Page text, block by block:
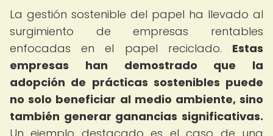
La gestión sostenible del papel ha llevado al
surgimiento de empresas rentables
enfocadas en el papel reciclado. Estas
empresas han demostrado que la
adopción de prácticas sostenibles puede
no solo beneficiar al medio ambiente, sino
también generar ganancias significativas.